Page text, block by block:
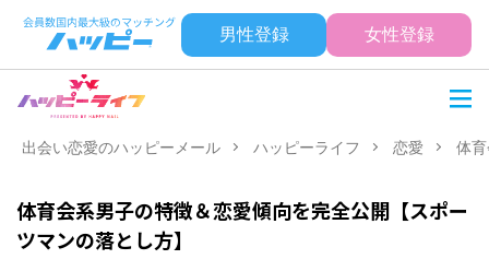
男性登録 女性登録
出会い恋愛のハッピーメール ハッピーライフ 恋愛 体
体育会系男子の特徴＆恋愛傾向を完全公開【スポー
ツマンの落とし方】